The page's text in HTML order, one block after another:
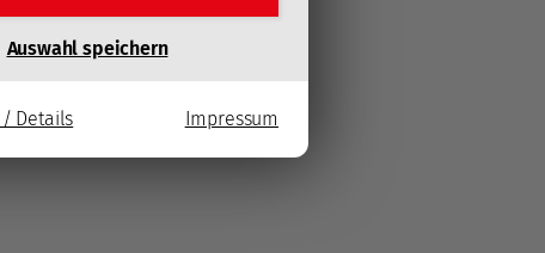
Auswahl speichern
/ Details Impressum
rund um die Spiele der
auf jene vom ersten CHL-